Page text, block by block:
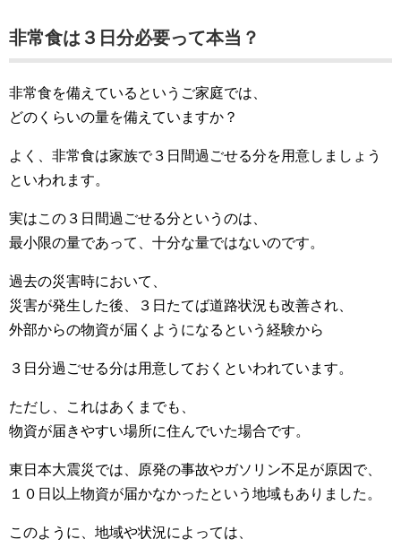
非常食は３日分必要って本当？
非常食を備えているというご家庭では、
どのくらいの量を備えていますか？
よく、非常食は家族で３日間過ごせる分を用意しましょう
といわれます。
実はこの３日間過ごせる分というのは、
最小限の量であって、十分な量ではないのです。
過去の災害時において、
災害が発生した後、３日たてば道路状況も改善され、
外部からの物資が届くようになるという経験から
３日分過ごせる分は用意しておくといわれています。
ただし、これはあくまでも、
物資が届きやすい場所に住んでいた場合です。
東日本大震災では、原発の事故やガソリン不足が原因で、
１０日以上物資が届かなかったという地域もありました。
このように、地域や状況によっては、